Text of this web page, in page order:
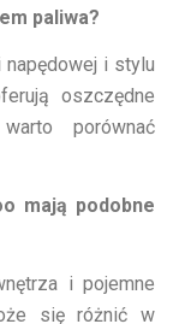
paliwa?
i stylu
oszczędne
porównać
mają podobne
i pojemne
się różnić w